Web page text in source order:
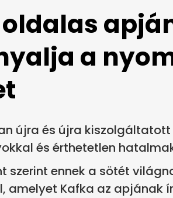
oldalas
a
újra és újra
és érthetetlen
szerint ennek a sötét
amelyet Kafka az apjának